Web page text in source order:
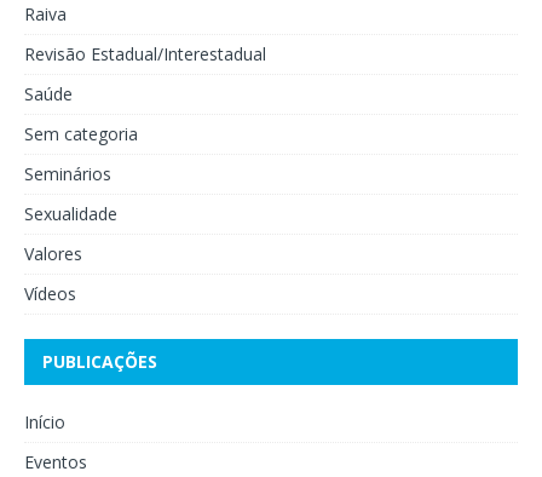
Raiva
Revisão Estadual/Interestadual
Saúde
Sem categoria
Seminários
Sexualidade
Valores
Vídeos
PUBLICAÇÕES
Início
Eventos